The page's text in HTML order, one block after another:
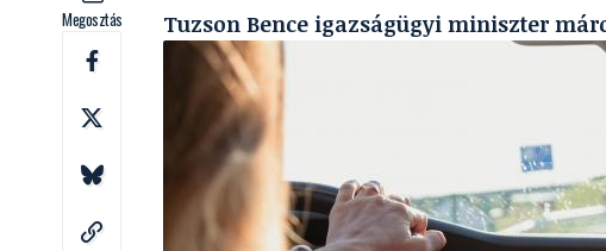
Megosztás Tuzson Bence igazságügyi miniszter